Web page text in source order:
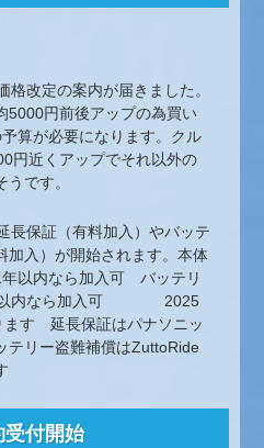
改定の案内が届きました。
5000円前後アップの為買い
算が必要になります。クル
円近くアップでそれ以外の
です。
長保証（有料加入）やバッテ
加入）が開始されます。本体
以内なら加入可 バッテリ
日以内なら加入可 2025
ます 延長保証はパナソニッ
リー盗難補償はZuttoRide
付開始